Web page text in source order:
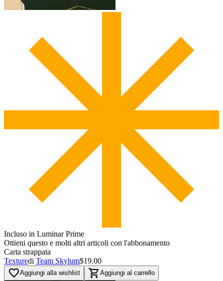
Incluso in Luminar Prime
Ottieni questo e molti altri articoli con l'abbonamento
Carta strappata
Texturedi Team Skylum$19.00
favorite_borderAggiungi alla wishlist shopping_cart Aggiungi al carrello